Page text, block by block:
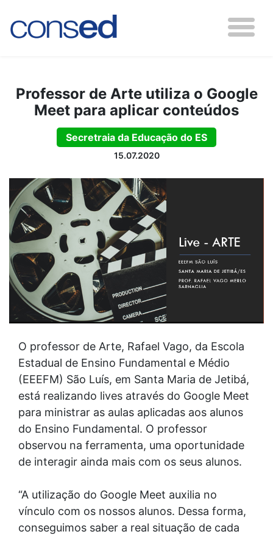
Professor de Arte utiliza o Google
Meet para aplicar conteúdos
Secretraia da Educação do ES
15.07.2020
O professor de Arte, Rafael Vago, da Escola
Estadual de Ensino Fundamental e Médio
(EEEFM) São Luís, em Santa Maria de Jetibá,
está realizando lives através do Google Meet
para ministrar as aulas aplicadas aos alunos
do Ensino Fundamental. O professor
observou na ferramenta, uma oportunidade
de interagir ainda mais com os seus alunos.
“A utilização do Google Meet auxilia no
vínculo com os nossos alunos. Dessa forma,
conseguimos saber a real situação de cada